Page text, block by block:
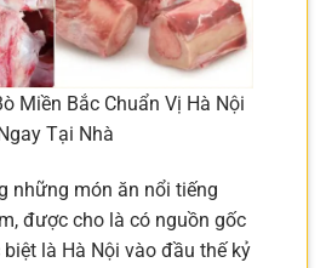
Miền Bắc Chuẩn Vị Hà Nội
Ngay Tại Nhà
những món ăn nổi tiếng
được cho là có nguồn gốc
là Hà Nội vào đầu thế kỷ